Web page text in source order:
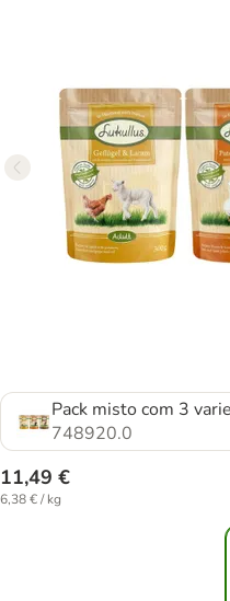
Pack misto com 3
748920.0
11,49 €
6,38 € / kg